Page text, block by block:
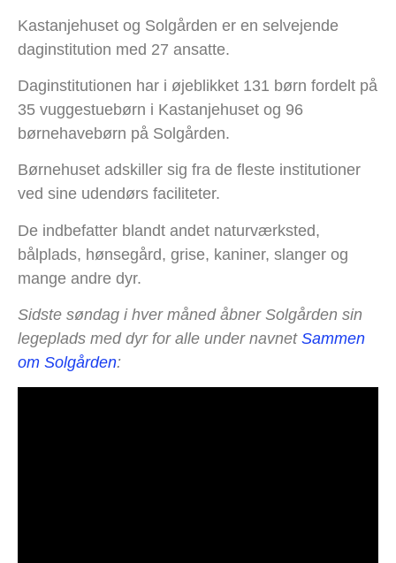
Kastanjehuset og Solgården er en selvejende
daginstitution med 27 ansatte.
Daginstitutionen har i øjeblikket 131 børn fordelt på
35 vuggestuebørn i Kastanjehuset og 96
børnehavebørn på Solgården.
Børnehuset adskiller sig fra de fleste institutioner
ved sine udendørs faciliteter.
De indbefatter blandt andet naturværksted,
bålplads, hønsegård, grise, kaniner, slanger og
mange andre dyr.
Sidste søndag i hver måned åbner Solgården sin
legeplads med dyr for alle under navnet Sammen
om Solgården: